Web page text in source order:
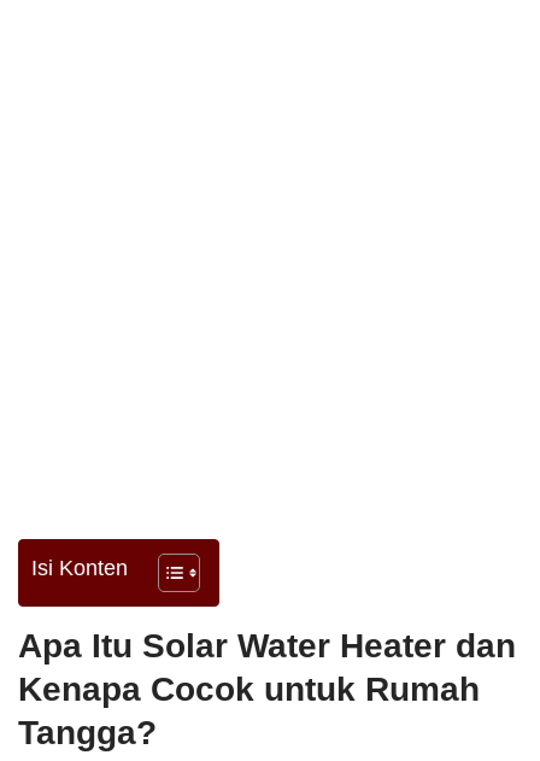
Isi Konten
Apa Itu Solar Water Heater dan
Kenapa Cocok untuk Rumah
Tangga?